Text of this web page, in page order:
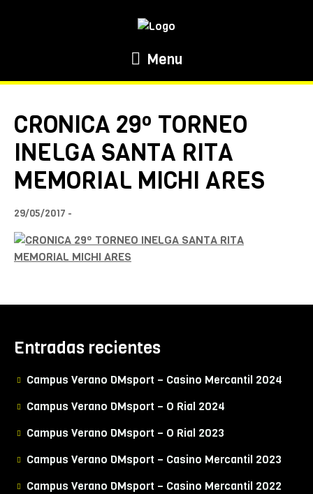
Menu
CRONICA 29º TORNEO
INELGA SANTA RITA
MEMORIAL MICHI ARES
29/05/2017
Entradas recientes
Campus Verano DMsport – Casino Mercantil 2024
Campus Verano DMsport – O Rial 2024
Campus Verano DMsport – O Rial 2023
Campus Verano DMsport – Casino Mercantil 2023
Campus Verano DMsport – Casino Mercantil 2022